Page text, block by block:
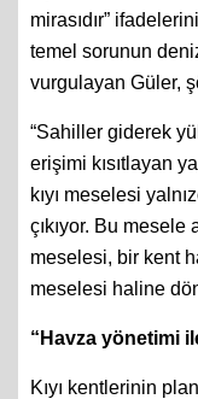
mirasıdır”
temel sorunun
vurgulayan Güler,
“Sahiller giderek
erişimi kısıtlayan
kıyı meselesi
çıkıyor. Bu
meselesi, bir kent
meselesi haline
“Havza yönetimi
Kıyı kentlerinin